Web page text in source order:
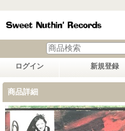
ログイン 新規登録
商品詳細